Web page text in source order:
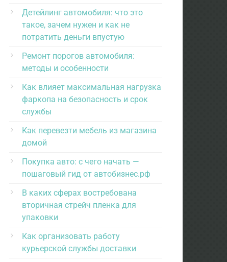
Детейлинг автомобиля: что это
такое, зачем нужен и как не
потратить деньги впустую
Ремонт порогов автомобиля:
методы и особенности
Как влияет максимальная нагрузка
фаркопа на безопасность и срок
службы
Как перевезти мебель из магазина
домой
Покупка авто: с чего начать —
пошаговый гид от автобизнес.рф
В каких сферах востребована
вторичная стрейч пленка для
упаковки
Как организовать работу
курьерской службы доставки